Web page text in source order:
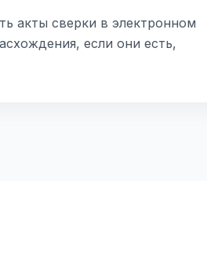
акты сверки в электронном
если они есть,